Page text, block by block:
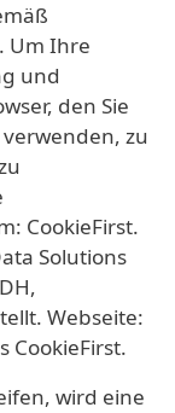
Um Ihre
und
den Sie
zu
CookieFirst.
Solutions
Webseite:
CookieFirst.
wird eine